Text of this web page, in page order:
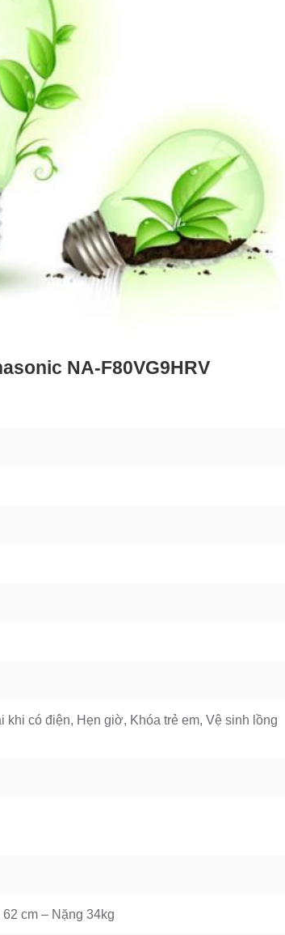
NA-F80VG9HRV
có điện, Hẹn giờ, Khóa trẻ em, Vệ sinh lồng
cm – Nặng 34kg